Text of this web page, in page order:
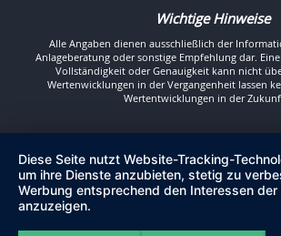
Wichtige Hinweise
Alle Angaben dienen ausschließlich der
Anlageberatung oder sonstige Empfehlung dar.
Vollständigkeit oder Genauigkeit kann nicht
Wertenwicklungen in der Vergangenheit lassen
Wertentwicklungen in der
Diese Seite nutzt Website-Tracking-
um ihre Dienste anzubieten, stetig zu
Werbung entsprechend den Interessen der
anzuzeigen.